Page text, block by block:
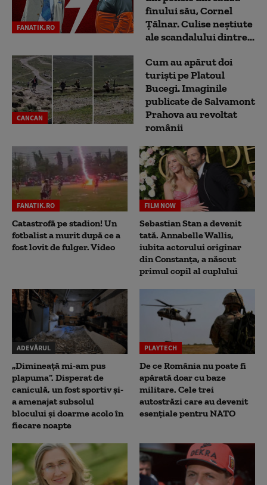
FANATIK.RO
finului său, Cornel
Țălnar. Culise neștiute
ale scandalului dintre...
CANCAN
Cum au apărut doi
turiști pe Platoul
Bucegi. Imaginile
publicate de Salvamont
Prahova au revoltat
românii
FANATIK.RO
Catastrofă pe stadion! Un
fotbalist a murit după ce a
fost lovit de fulger. Video
FILM NOW
Sebastian Stan a devenit
tată. Annabelle Wallis,
iubita actorului originar
din Constanța, a născut
primul copil al cuplului
ADEVĂRUL
„Dimineață mi-am pus
plapuma”. Disperat de
caniculă, un fost sportiv și-
a amenajat subsolul
blocului și doarme acolo în
fiecare noapte
PLAYTECH
De ce România nu poate fi
apărată doar cu baze
militare. Cele trei
autostrăzi care au devenit
esențiale pentru NATO